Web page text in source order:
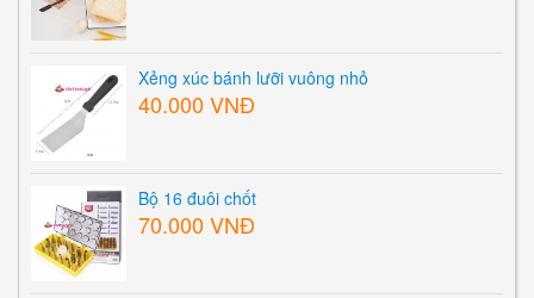
Xẻng xúc bánh lưỡi vuông nhỏ
40.000 VNĐ
Bộ 16 đuôi chốt
70.000 VNĐ